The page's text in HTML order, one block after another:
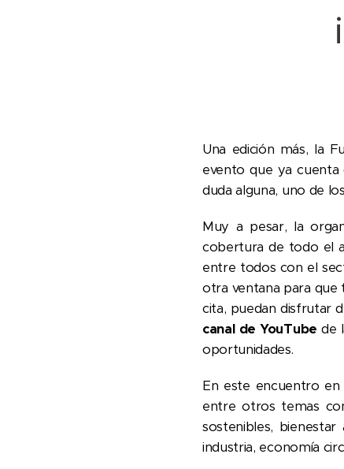
Una edición más, la
evento que ya
duda alguna, uno de
Muy a pesar, la
cobertura de todo el
entre todos con el
otra ventana para que
cita, puedan disfrutar
canal de YouTube de
oportunidades.
En este encuentro
entre otros temas
sostenibles, bienestar
industria, economía